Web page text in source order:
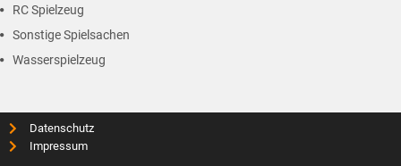
RC Spielzeug
Sonstige Spielsachen
Wasserspielzeug
Datenschutz
Impressum